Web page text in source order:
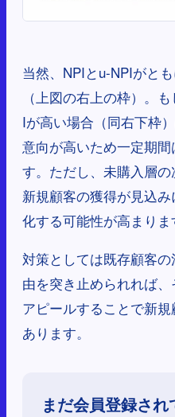
当然、NPIとu-NPIがと
（上図の右上の枠）。
Iが高い場合（同右下枠
意向が高いため一定期
す。ただし、未購入層の
新規顧客の獲得が見込
化する可能性が高まりま
対策としては既存顧客
由を突き止められれば
アピールすることで新
あります。
まだ会員登録さ